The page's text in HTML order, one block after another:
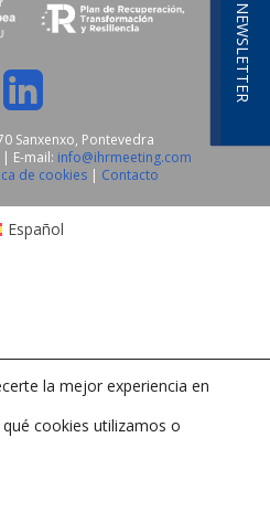
NEWSLETTER
Sanxenxo, Pontevedra
| E-mail: info@ihrmeeting.com
de cookies | Contacto
la mejor experiencia en
cookies utilizamos o
Español